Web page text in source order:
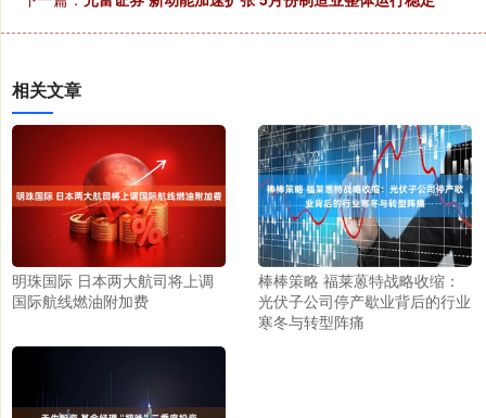
相关文章
明珠国际 日本两大航司将上调
国际航线燃油附加费
棒棒策略 福莱蒽特战略收缩：
光伏子公司停产歇业背后的行业
寒冬与转型阵痛